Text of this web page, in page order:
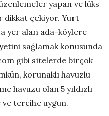
yapan ve lüks
dikkat çekiyor. Yurt
yer alan ada-köylere
sağlamak konusunda
gibi sitelerde birçok
korunaklı havuzlu
havuzu olan 5 yıldızlı
tercihe uygun.